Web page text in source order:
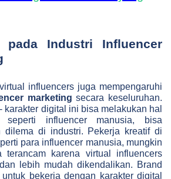
pada Industri Influencer
influencers juga mempengaruhi
marketing secara keseluruhan.
karakter digital ini bisa melakukan hal
influencer manusia, bisa
dilema di industri. Pekerja kreatif di
para influencer manusia, mungkin
terancam karena virtual influencers
lebih mudah dikendalikan. Brand
bekerja dengan karakter digital